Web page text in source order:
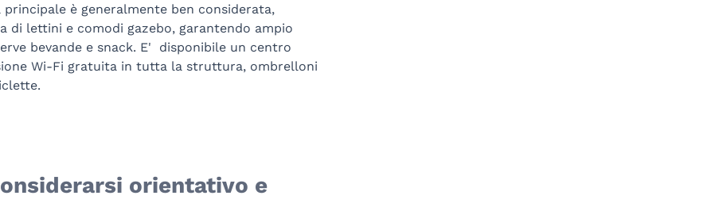
è generalmente ben considerata,
di lettini e comodi gazebo, garantendo ampio
bevande e snack. E' disponibile un centro
Wi-Fi gratuita in tutta la struttura, ombrelloni
orientativo e